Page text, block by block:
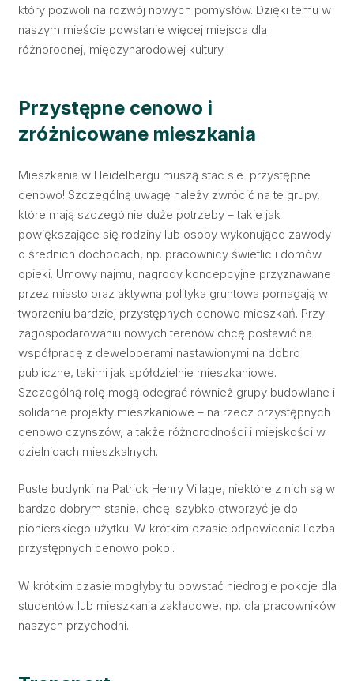
który pozwoli na rozwój nowych pomysłów. Dzięki temu w
naszym mieście powstanie więcej miejsca dla
różnorodnej, międzynarodowej kultury.
Przystępne cenowo i
zróżnicowane mieszkania
Mieszkania w Heidelbergu muszą stac sie przystępne
cenowo! Szczególną uwagę należy zwrócić na te grupy,
które mają szczególnie duże potrzeby – takie jak
powiększające się rodziny lub osoby wykonujące zawody
o średnich dochodach, np. pracownicy świetlic i domów
opieki. Umowy najmu, nagrody koncepcyjne przyznawane
przez miasto oraz aktywna polityka gruntowa pomagają w
tworzeniu bardziej przystępnych cenowo mieszkań. Przy
zagospodarowaniu nowych terenów chcę postawić na
współpracę z deweloperami nastawionymi na dobro
publiczne, takimi jak spółdzielnie mieszkaniowe.
Szczególną rolę mogą odegrać również grupy budowlane i
solidarne projekty mieszkaniowe – na rzecz przystępnych
cenowo czynszów, a także różnorodności i miejskości w
dzielnicach mieszkalnych.
Puste budynki na Patrick Henry Village, niektóre z nich są w
bardzo dobrym stanie, chcę. szybko otworzyć je do
pionierskiego użytku! W krótkim czasie odpowiednia liczba
przystępnych cenowo pokoi.
W krótkim czasie mogłyby tu powstać niedrogie pokoje dla
studentów lub mieszkania zakładowe, np. dla pracowników
naszych przychodni.